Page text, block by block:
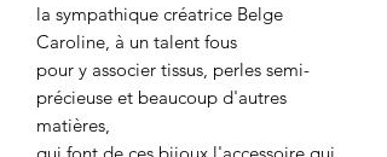
la sympathique créatrice Belge
Caroline, à un talent fous
pour y associer tissus, perles semi-
précieuse et beaucoup d'autres
matières,
qui font de ces bijoux l'accessoire qui